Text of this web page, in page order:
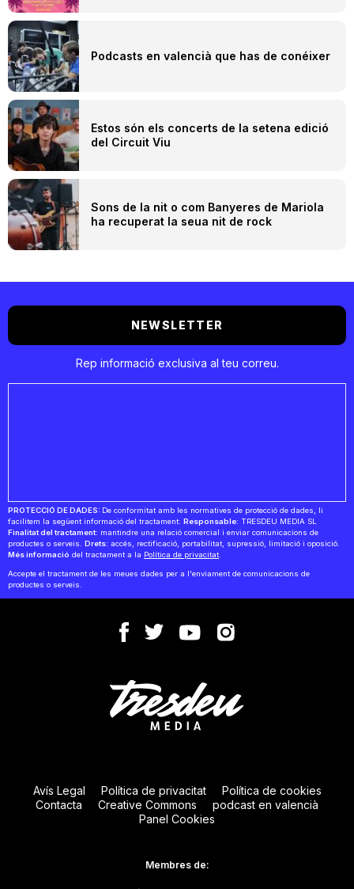
Podcasts en valencià que has de conéixer
Estos són els concerts de la setena edició
del Circuit Viu
Sons de la nit o com Banyeres de Mariola
ha recuperat la seua nit de rock
NEWSLETTER
Rep informació exclusiva al teu correu.
PROTECCIÓ DE DADES: De conformitat amb les normatives de protecció de dades, li
facilitem la següent informació del tractament: Responsable: TRESDEU MEDIA SL
Finalitat del tractament: mantindre una relació comercial i enviar comunicacions de
productes o serveis. Drets: accés, rectificació, portabilitat, supressió, limitació i oposició.
Més informació del tractament a la Política de privacitat.
Accepte el tractament de les meues dades per a l'enviament de comunicacions de
productes o serveis.
Avís Legal Política de privacitat
Política de cookies
Contacta
Creative Commons
podcast en valencià
Panel Cookies
Membres de: